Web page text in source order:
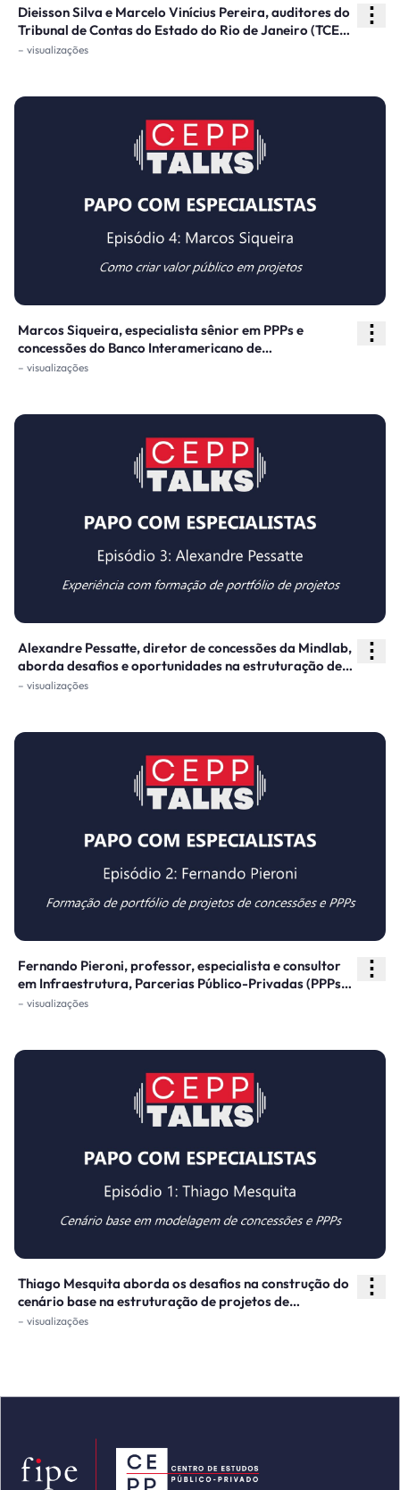
Dieisson Silva e Marcelo Vinícius Pereira, auditores do
Tribunal de Contas do Estado do Rio de Janeiro (TCE-
RJ), discutem o Cenário Base e a visão dos órgãos de
PPPs.
⋮
– visualizações
Marcos Siqueira, especialista sênior em PPPs e
concessões do Banco Interamericano de
Desenvolvimento (BID), fala sobre criação de valor
⋮
– visualizações
Alexandre Pessatte, diretor de concessões da Mindlab,
aborda desafios e oportunidades na estruturação de
portfólios e experiências com PPPs no setor público a
⋮
– visualizações
Fernando Pieroni, professor, especialista e consultor
em Infraestrutura, Parcerias Público-Privadas (PPPs)
e Sustentabilidade, discute sobre a estruturação de
⋮
– visualizações
Thiago Mesquita aborda os desafios na construção do
cenário base na estruturação de projetos de
concessões e PPPs.
⋮
– visualizações